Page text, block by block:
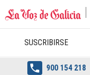
SUSCRIBIRSE
 900 154 218